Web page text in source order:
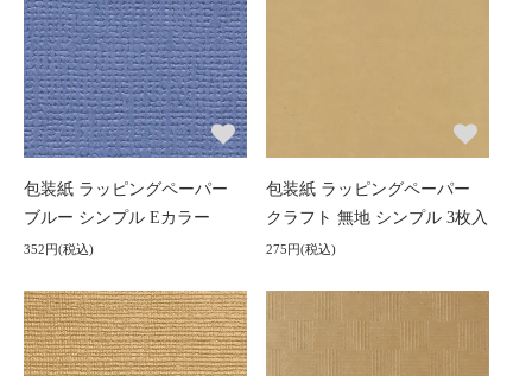
包装紙 ラッピングペーパー
ブルー シンプル Eカラー
352円(税込)
包装紙 ラッピングペーパー
クラフト 無地 シンプル 3枚入
275円(税込)